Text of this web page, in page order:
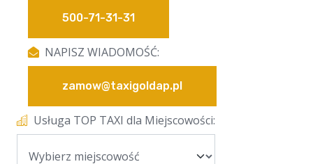
500-71-31-31
NAPISZ WIADOMOŚĆ:
zamow@taxigoldap.pl
Usługa TOP TAXI dla Miejscowości: